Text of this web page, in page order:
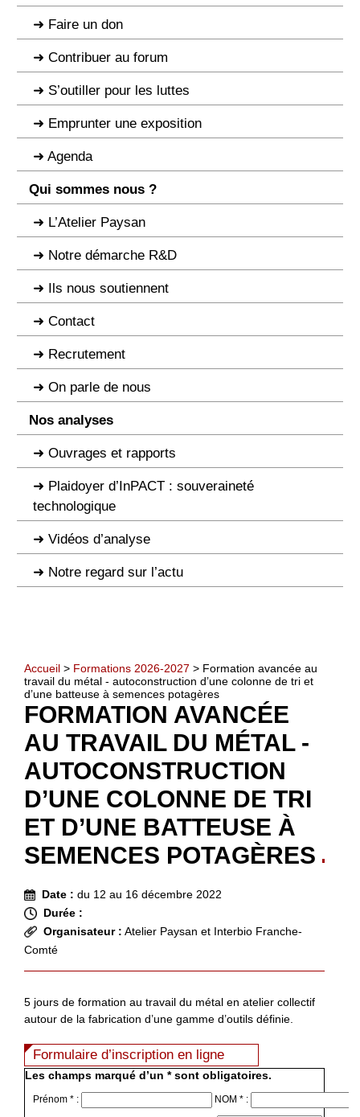
Faire un don
Contribuer au forum
S’outiller pour les luttes
Emprunter une exposition
Agenda
Qui sommes nous ?
L’Atelier Paysan
Notre démarche R&D
Ils nous soutiennent
Contact
Recrutement
On parle de nous
Nos analyses
Ouvrages et rapports
Plaidoyer d’InPACT : souveraineté
technologique
Vidéos d’analyse
Notre regard sur l’actu
Accueil > Formations 2026-2027 > Formation avancée au
travail du métal - autoconstruction d’une colonne de tri et
d’une batteuse à semences potagères
FORMATION AVANCÉE
AU TRAVAIL DU MÉTAL -
AUTOCONSTRUCTION
D’UNE COLONNE DE TRI
ET D’UNE BATTEUSE À
SEMENCES POTAGÈRES
Date : du 12 au 16 décembre 2022
Durée :
Organisateur : Atelier Paysan et Interbio Franche-
Comté
5 jours de formation au travail du métal en atelier collectif
autour de la fabrication d’une gamme d’outils définie.
Formulaire d’inscription en ligne
Les champs marqué d’un * sont obligatoires.
Prénom * : NOM * :